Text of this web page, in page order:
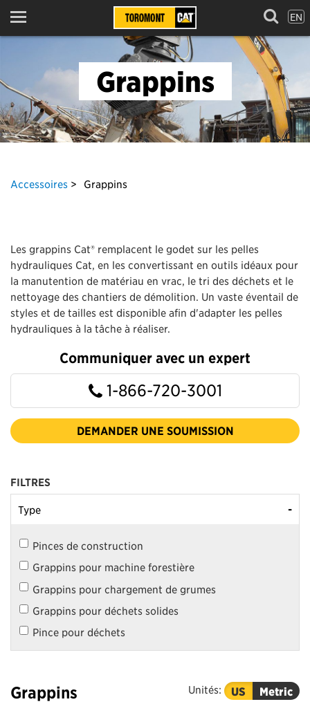
Menu EN
Grappins
Accessoires Grappins
Les grappins Cat® remplacent le godet sur les pelles
hydrauliques Cat, en les convertissant en outils idéaux pour
la manutention de matériau en vrac, le tri des déchets et le
nettoyage des chantiers de démolition. Un vaste éventail de
styles et de tailles est disponible afin d'adapter les pelles
hydrauliques à la tâche à réaliser.
Communiquer avec un expert
1-866-720-3001
DEMANDER UNE SOUMISSION
FILTRES
Type -
Pinces de construction
Grappins pour machine forestière
Grappins pour chargement de grumes
Grappins pour déchets solides
Pince pour déchets
Unités: US Metric
Grappins